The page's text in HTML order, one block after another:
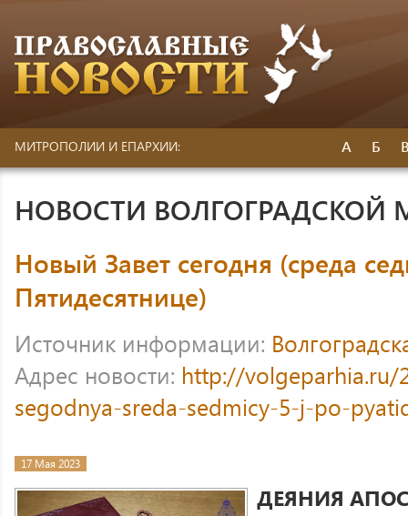
МИТРОПОЛИИ И ЕПАРХИИ: А Б
НОВОСТИ
Новый Завет сегодня (среда
Пятидесятнице)
Источник информации:
Адрес новости: http://volgeparhia.ru/
segodnya-sreda-sedmicy-5-j-po-
17 Мая 2023
ДЕЯНИЯ